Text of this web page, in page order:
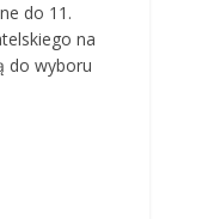
do 11.
na
do wyboru